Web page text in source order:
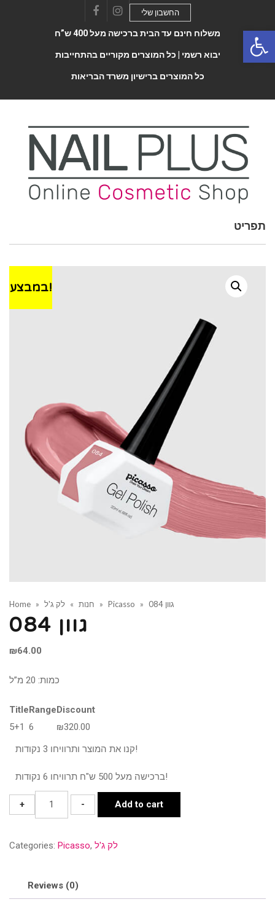
FacebookInstagram
החשבון שלי
משלוח חינם עד הבית ברכישה מעל 400 ש”ח
יבוא רשמי | כל המוצרים מקוריים בהתחייבות
כל המוצרים ברישיון משרד הבריאות
Toggle
תפריט
במבצע!
Home » חנות » לק ג'ל » Picasso » גוון 084
גוון 084
₪64.00
כמות: 20 מ”ל
TitleRangeDiscount
5+1 6 ₪320.00
קנו את המוצר ותרוויחו 3 נקודות!
ברכישה מעל 500 ש"ח תרוויחו 6 נקודות!
+
084
- Add to cart
Categories: Picasso, לק ג'ל
Reviews (0)